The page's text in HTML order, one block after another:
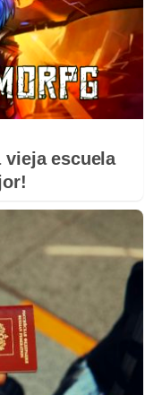
vieja escuela